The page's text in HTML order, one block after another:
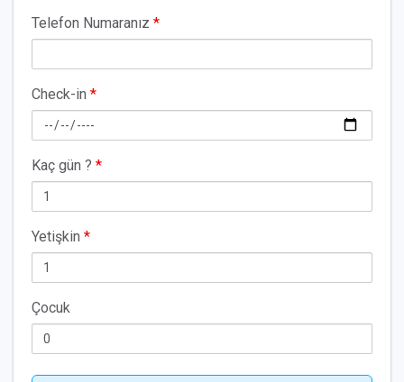
Telefon Numaranız *
Check-in *
Kaç gün ? *
Yetişkin *
Çocuk